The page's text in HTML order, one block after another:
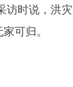
时说，洪
可归。